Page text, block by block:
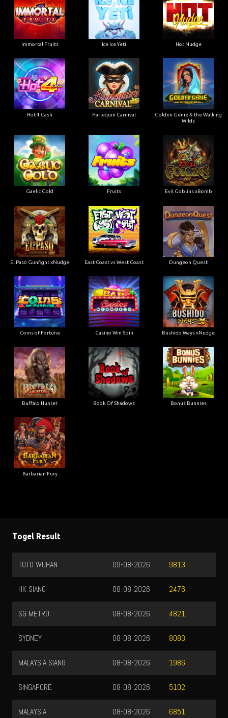
Immortal Fruits Ice Ice Yeti Hot Nudge
Hot 4 Cash Harlequin Carnival
Golden Genie & the Walking
Wilds
Gaelic Gold Fruits Evil Goblins xBomb
El Paso Gunfight xNudge East Coast vs West Coast Dungeon Quest
Coins of Fortune Casino Win Spin Bushido Ways xNudge
Buffalo Hunter Book Of Shadows Bonus Bunnies
Barbarian Fury
Togel Result
TOTO WUHAN 9813
09-08-2026
HK SIANG 2476
08-08-2026
SG METRO 4821
08-08-2026
SYDNEY 8083
08-08-2026
MALAYSIA SIANG 1986
08-08-2026
SINGAPORE 5102
08-08-2026
MALAYSIA 6851
08-08-2026